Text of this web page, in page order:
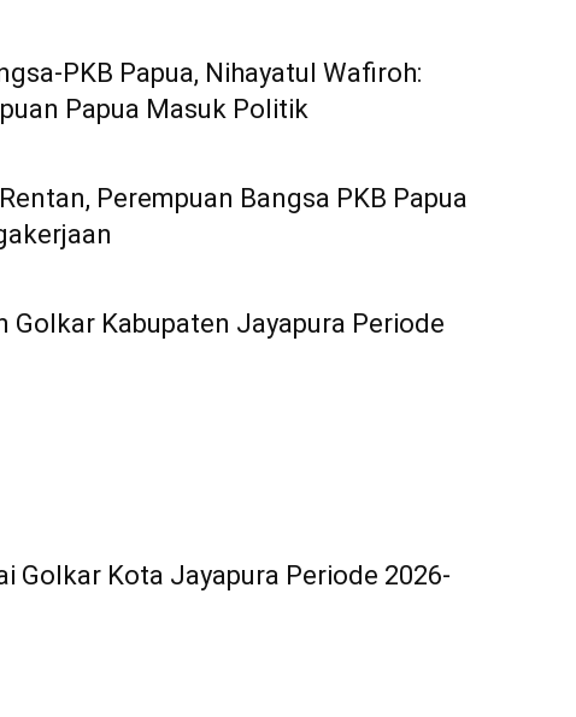
PKB Papua, Nihayatul Wafiroh:
Papua Masuk Politik
Perempuan Bangsa PKB Papua
Golkar Kabupaten Jayapura Periode
Golkar Kota Jayapura Periode 2026-